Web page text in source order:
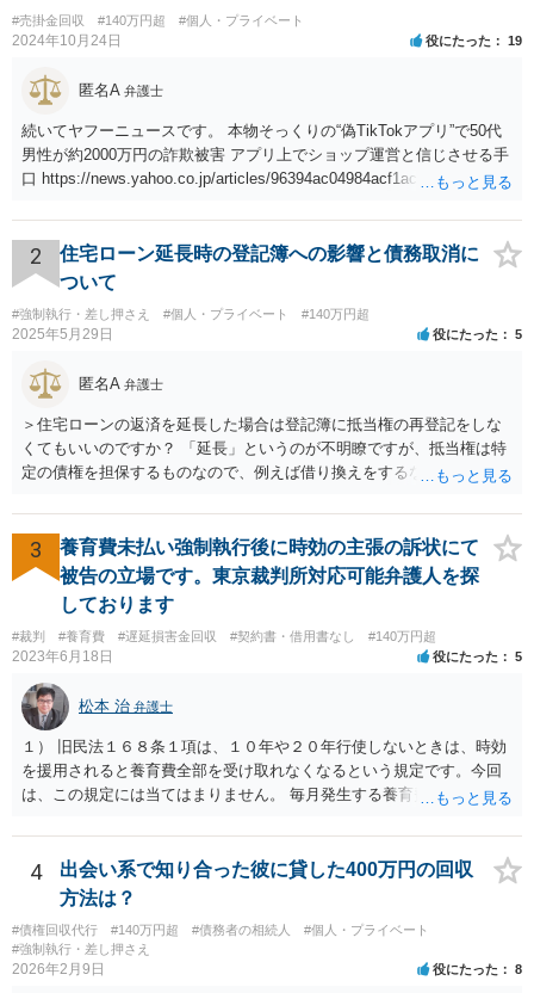
#売掛金回収 #140万円超 #個人・プライベート
2024年10月24日 役にたった 19
匿名A 弁護士
続いてヤフーニュースです。 本物そっくりの“偽TikTokアプリ”で50代
男性が約2000万円の詐欺被害 アプリ上でショップ運営と信じさせる手
口 https://news.yahoo.co.jp/articles/96394ac04984acf1acaa293f13ccf5
2
住宅ローン延長時の登記簿への影響と債務取消に
ついて
#強制執行・差し押さえ #個人・プライベート #140万円超
2025年5月29日 役にたった 5
匿名A 弁護士
＞住宅ローンの返済を延長した場合は登記簿に抵当権の再登記をしな
くてもいいのですか？ 「延長」というのが不明瞭ですが、抵当権は特
定の債権を担保するものなので、例えば借り換えをするなどしてあら
当権を付けるでしょう。そうではなく、単に返済スケジュールを変更
したということであれば、債権として同一ですからあらためて登記は
しないでしょう。 それにそもそも、抵当権の登記は、借りた時期や利
息などは記載されますが、終期については登記されません。
3
養育費未払い強制執行後に時効の主張の訴状にて
被告の立場です。東京裁判所対応可能弁護人を探
しております
#裁判 #養育費 #遅延損害金回収 #契約書・借用書なし #140万円超
2023年6月18日 役にたった 5
松本 治 弁護士
１） 旧民法１６８条１項は、１０年や２０年行使しないときは、時効
を援用されると養育費全部を受け取れなくなるという規定です。今回
は、この規定には当てはまりません。 毎月発生する養育費債権の方は
により、５年で時効にかかります。 ２） 強制執行により時効は中断
（更新）されるので、その時点で時効未完成のもののみ受け取れま
す。 ３） 請求できなくなる理由はないと思います。ただ、額としては
大きくならないとは思います。 ４） 援用が認められれば、時効が完成
していた債権は、起算日にさかのぼって消滅します（民法１４４
条）。（「強制執行債権」が何を指すかが分かりません。時効にかか
4
出会い系で知り合った彼に貸した400万円の回収
方法は？
#債権回収代行 #140万円超 #債務者の相続人
#個人・プライベート
#強制執行・差し押さえ
2026年2月9日 役にたった 8